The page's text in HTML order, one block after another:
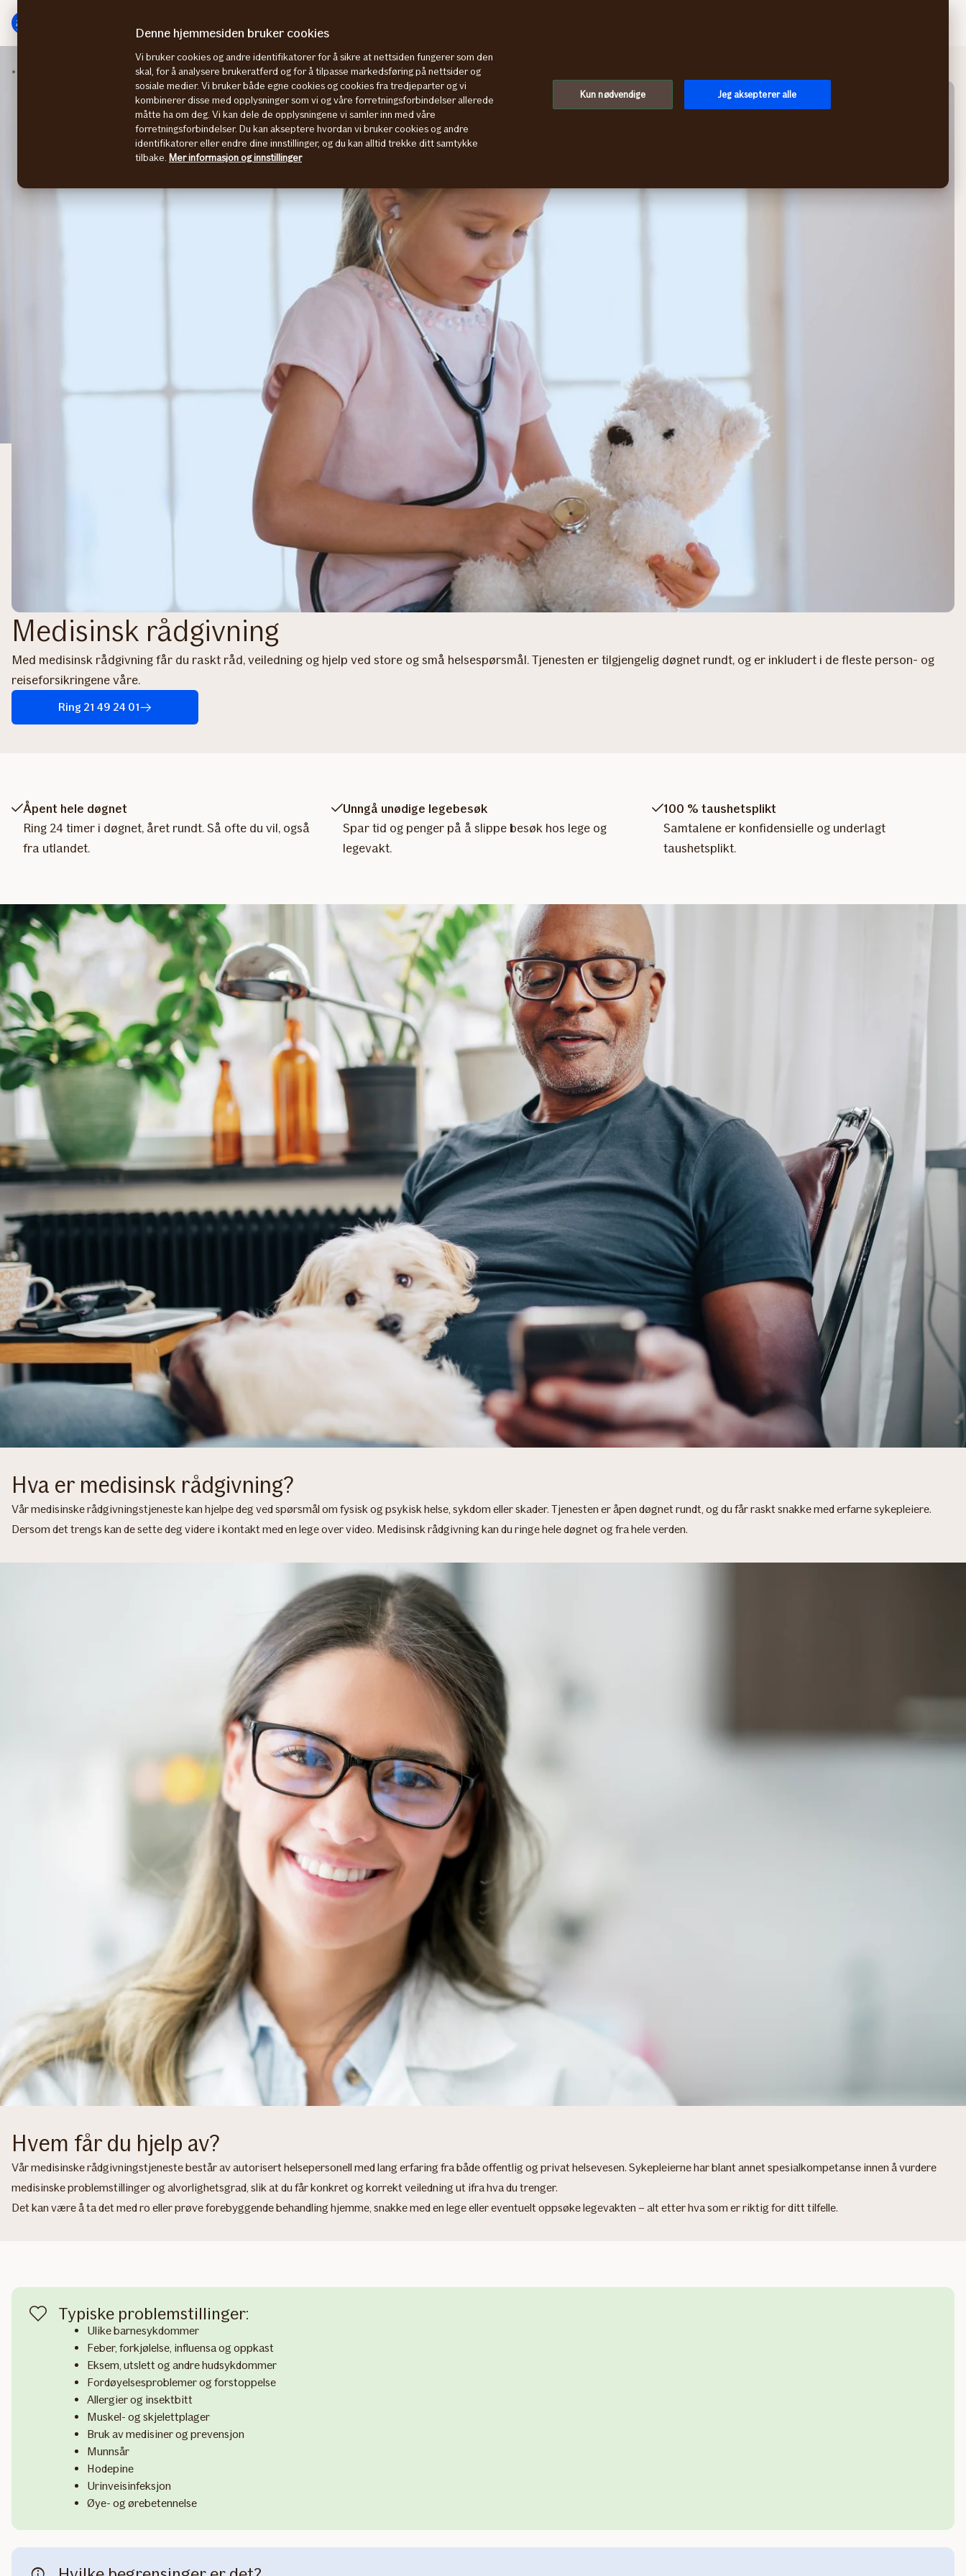
innhold
Medisinsk rådgivning
Medisinsk rådgivning
Med medisinsk rådgivning får du raskt råd, veiledning og hjelp ved store og små helsespørsmål. Tjenesten er tilgjengelig døgnet rundt, og er inkludert i de fleste person- og
reiseforsikringene våre.
Ring 21 49 24 01
Åpent hele døgnet
Ring 24 timer i døgnet, året rundt. Så ofte du vil, også
fra utlandet.
Unngå unødige legebesøk
Spar tid og penger på å slippe besøk hos lege og
legevakt.
100 % taushetsplikt
Samtalene er konfidensielle og underlagt
taushetsplikt.
Hva er medisinsk rådgivning?
Vår medisinske rådgivningstjeneste kan hjelpe deg ved spørsmål om fysisk og psykisk helse, sykdom eller skader. Tjenesten er åpen døgnet rundt, og du får raskt snakke med erfarne sykepleiere.
Dersom det trengs kan de sette deg videre i kontakt med en lege over video. Medisinsk rådgivning kan du ringe hele døgnet og fra hele verden.
Hvem får du hjelp av?
Vår medisinske rådgivningstjeneste består av autorisert helsepersonell med lang erfaring fra både offentlig og privat helsevesen. Sykepleierne har blant annet spesialkompetanse innen å vurdere
medisinske problemstillinger og alvorlighetsgrad, slik at du får konkret og korrekt veiledning ut ifra hva du trenger.
Det kan være å ta det med ro eller prøve forebyggende behandling hjemme, snakke med en lege eller eventuelt oppsøke legevakten – alt etter hva som er riktig for ditt tilfelle.
Typiske problemstillinger:
Ulike barnesykdommer
Feber, forkjølelse, influensa og oppkast
Eksem, utslett og andre hudsykdommer
Fordøyelsesproblemer og forstoppelse
Allergier og insektbitt
Muskel- og skjelettplager
Bruk av medisiner og prevensjon
Munnsår
Hodepine
Urinveisinfeksjon
Øye- og ørebetennelse
Denne hjemmesiden bruker cookies
Vi bruker cookies og andre identifikatorer for å sikre at nettsiden fungerer som den
skal, for å analysere brukeratferd og for å tilpasse markedsføring på nettsider og
sosiale medier. Vi bruker både egne cookies og cookies fra tredjeparter og vi
kombinerer disse med opplysninger som vi og våre forretningsforbindelser allerede
måtte ha om deg. Vi kan dele de opplysningene vi samler inn med våre
forretningsforbindelser. Du kan akseptere hvordan vi bruker cookies og andre
identifikatorer eller endre dine innstillinger, og du kan alltid trekke ditt samtykke
tilbake. Mer informasjon og innstillinger
Kun nødvendige Jeg aksepterer alle